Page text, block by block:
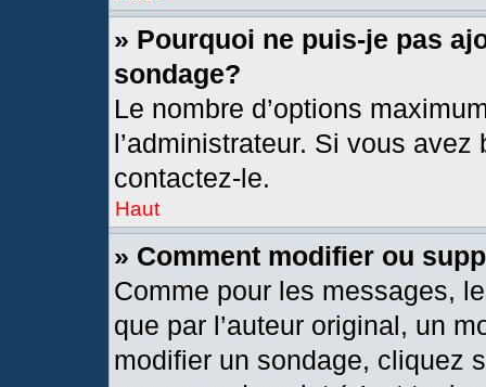
» Pourquoi ne puis-je pas
sondage?
Le nombre d’options
l’administrateur. Si vous
contactez-le.
Haut
» Comment modifier ou
Comme pour les messages,
que par l’auteur original, un
modifier un sondage, cliquez